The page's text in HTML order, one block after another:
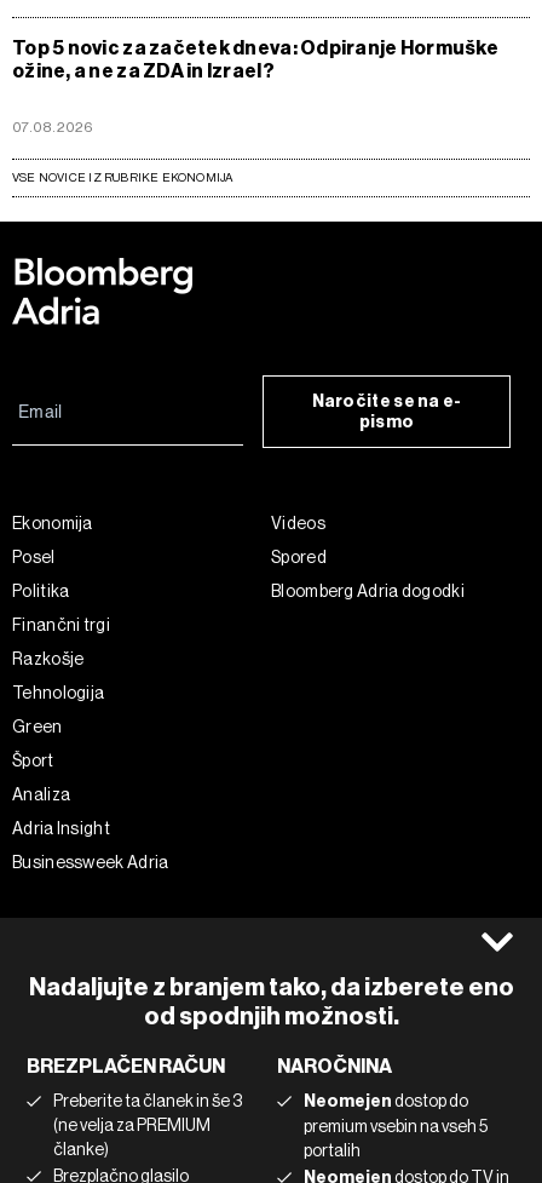
Top 5 novic za začetek dneva: Odpiranje Hormuške
ožine, a ne za ZDA in Izrael?
07.08.2026
VSE NOVICE IZ RUBRIKE EKONOMIJA
Nadaljujte z branjem tako, da izberete eno
od spodnjih možnosti.
BREZPLAČEN RAČUN
Preberite ta članek in še 3
(ne velja za PREMIUM
članke)
Brezplačno glasilo
NAROČNINA
Neomejendostop do
premium vsebin na vseh 5
portalih
Neomejendostop do TV in
Naročite se na e-
pismo
Ekonomija
Posel
Politika
Finančni trgi
Razkošje
Tehnologija
Green
Šport
Analiza
Adria Insight
Businessweek Adria
Videos
Spored
Bloomberg Adria dogodki
Piškotki
Marketing
Uporaba umetne inteligence
Instagram
Linkedin
Tiktok